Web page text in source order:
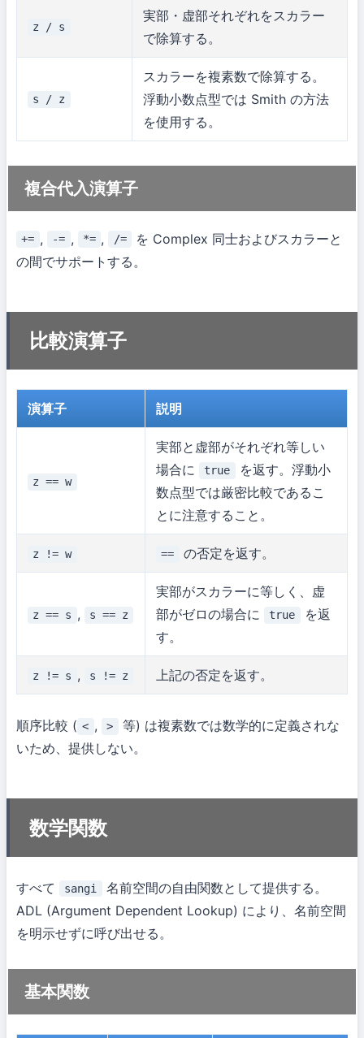
z / s
実部・虚部それぞれをスカラー
で除算する。
s / z
スカラーを複素数で除算する。
浮動小数点型では Smith の方法
を使用する。
複合代入演算子
+= , -= , *= , /=
を Complex 同士およびスカラーと
の間でサポートする。
比較演算子
演算子 説明
z == w
実部と虚部がそれぞれ等しい
場合に
true
を返す。浮動小
数点型では厳密比較であるこ
とに注意すること。
z != w == の否定を返す。
z == s , s == z
実部がスカラーに等しく、虚
部がゼロの場合に
true
を返
す。
z != s , s != z 上記の否定を返す。
順序比較 ( < , >
等) は複素数では数学的に定義されな
いため、提供しない。
数学関数
すべて sangi
名前空間の自由関数として提供する。
ADL (Argument Dependent Lookup) により、名前空間
を明示せずに呼び出せる。
基本関数